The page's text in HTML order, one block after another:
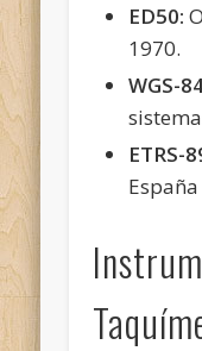
ED50:
1970.
WGS-
ETRS-